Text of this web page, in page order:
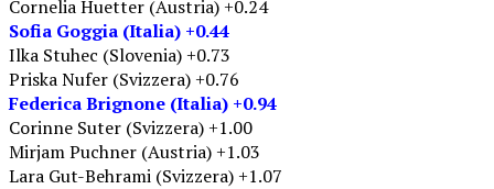
Cornelia Huetter (Austria) +0.24
Sofia Goggia (Italia) +0.44
Ilka Stuhec (Slovenia) +0.73
Priska Nufer (Svizzera) +0.76
Federica Brignone (Italia) +0.94
Corinne Suter (Svizzera) +1.00
Mirjam Puchner (Austria) +1.03
Lara Gut-Behrami (Svizzera) +1.07